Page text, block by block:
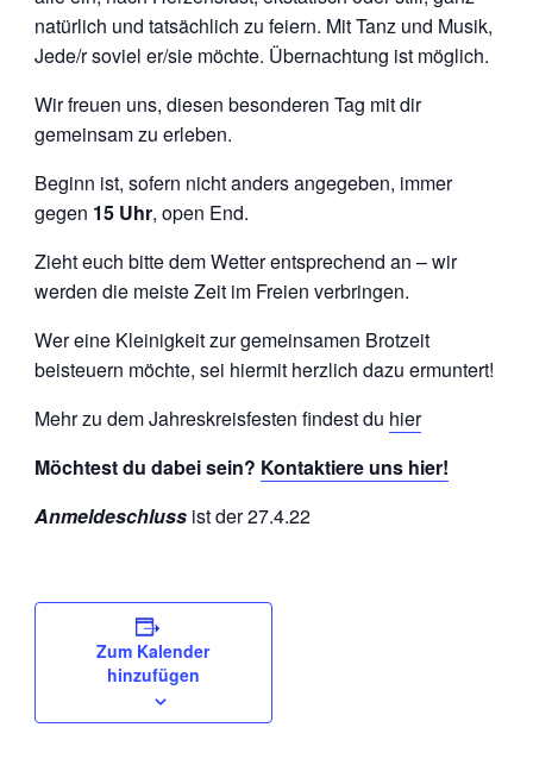
natürlich und tatsächlich zu feiern. Mit Tanz und Musik,
Jede/r soviel er/sie möchte. Übernachtung ist möglich.
Wir freuen uns, diesen besonderen Tag mit dir
gemeinsam zu erleben.
Beginn ist, sofern nicht anders angegeben, immer
gegen 15 Uhr, open End.
Zieht euch bitte dem Wetter entsprechend an – wir
werden die meiste Zeit im Freien verbringen.
Wer eine Kleinigkeit zur gemeinsamen Brotzeit
beisteuern möchte, sei hiermit herzlich dazu ermuntert!
Mehr zu dem Jahreskreisfesten findest du hier
Möchtest du dabei sein? Kontaktiere uns hier!
Anmeldeschlussist der 27.4.22
Zum Kalender
hinzufügen